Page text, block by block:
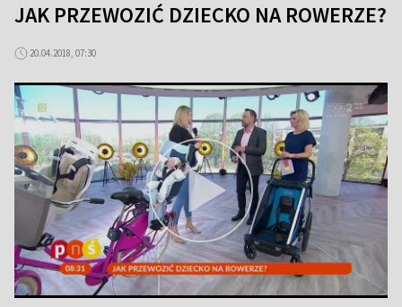
JAK PRZEWOZIĆ DZIECKO NA ROWERZE?
20.04.2018, 07:30